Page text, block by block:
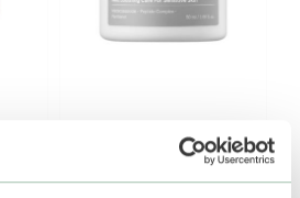
mixsoon | Premium
Centella Asiatica